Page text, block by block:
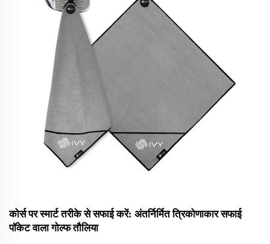
कोर्स पर स्मार्ट तरीके से सफाई करें: अंतर्निर्मित त्रिकोणाकार सफाई
पॉकेट वाला गोल्फ तौलिया